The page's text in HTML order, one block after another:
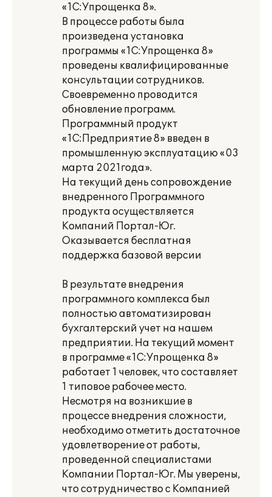
«1С:Упрощенка 8».
В процессе работы была
произведена установка
программы «1С:Упрощенка 8»
проведены квалифицированные
консультации сотрудников.
Своевременно проводится
обновление программ.
Программный продукт
«1С:Предприятие 8» введен в
промышленную эксплуатацию «03
марта 2021года».
На текущий день сопровождение
внедренного Программного
продукта осуществляется
Компаний Портал-Юг.
Оказывается бесплатная
поддержка базовой версии
В результате внедрения
программного комплекса был
полностью автоматизирован
бухгалтерский учет на нашем
предприятии. На текущий момент
в программе «1С:Упрощенка 8»
работает 1 человек, что составляет
1 типовое рабочее место.
Несмотря на возникшие в
процессе внедрения сложности,
необходимо отметить достаточное
удовлетворение от работы,
проведенной специалистами
Компании Портал-Юг. Мы уверены,
что сотрудничество с Компанией